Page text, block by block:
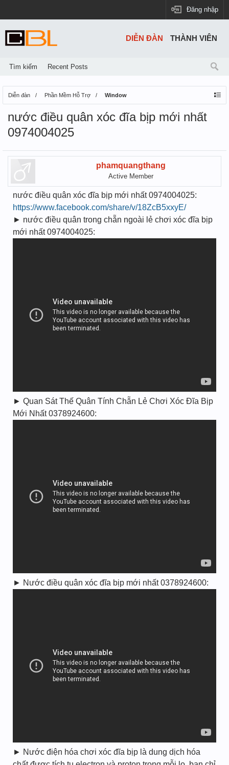
Đăng nhập
Diễn đàn Phần Mềm Hỗ Trợ Window
nước điều quân xóc đĩa bịp mới nhất
0974004025
phamquangthang
Active Member
nước điều quân xóc đĩa bịp mới nhất 0974004025:
https://www.facebook.com/share/v/18ZcB5xxyE/
► nước điều quân trong chẵn ngoài lẻ chơi xóc đĩa bịp
mới nhất 0974004025:
► Quan Sát Thế Quân Tính Chẵn Lẻ Chơi Xóc Đĩa Bịp
Mới Nhất 0378924600:
► Nước điều quân xóc đĩa bịp mới nhất 0378924600:
► Nước điện hóa chơi xóc đĩa bịp là dung dịch hóa
DIỄN ĐÀN
Tìm kiếm Recent Posts
THÀNH VIÊN